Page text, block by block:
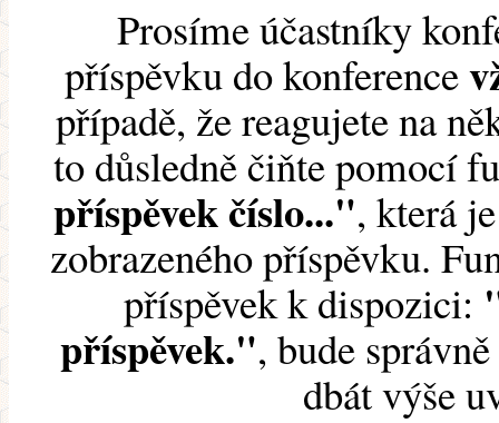
Prosíme účastníky
příspěvku do konference
případě, že reagujete na
to důsledně čiňte pomocí
příspěvek číslo...", která
zobrazeného příspěvku.
příspěvek k dispozici:
příspěvek.", bude
dbát výše